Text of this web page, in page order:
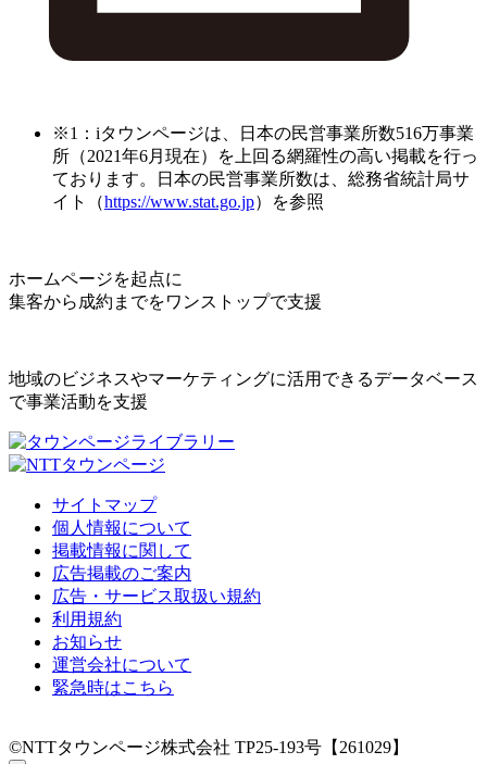
※1：iタウンページは、日本の民営事業所数516万事業
所（2021年6月現在）を上回る網羅性の高い掲載を行っ
ております。日本の民営事業所数は、総務省統計局サ
イト（https://www.stat.go.jp）を参照
ホームページを起点に
集客から成約までをワンストップで支援
地域のビジネスやマーケティングに活用できるデータベース
で事業活動を支援
サイトマップ
個人情報について
掲載情報に関して
広告掲載のご案内
広告・サービス取扱い規約
利用規約
お知らせ
運営会社について
緊急時はこちら
©NTTタウンページ株式会社 TP25-193号【261029】